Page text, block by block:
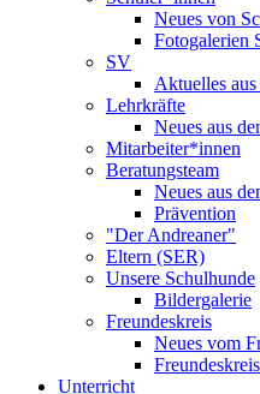
Neues von
Fotogalerien
SV
Aktuelles
Lehrkräfte
Neues aus
Mitarbeiter*innen
Beratungsteam
Neues aus
Prävention
"Der Andreaner"
Eltern (SER)
Unsere Schulhunde
Bildergalerie
Freundeskreis
Neues vom
Unterricht